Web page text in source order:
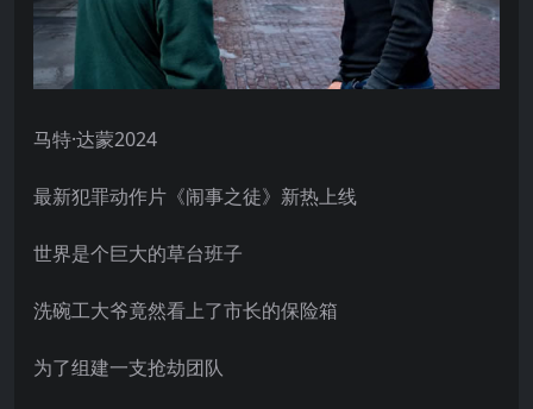
马特·达蒙2024
最新犯罪动作片《闹事之徒》新热上线
世界是个巨大的草台班子
洗碗工大爷竟然看上了市长的保险箱
为了组建一支抢劫团队